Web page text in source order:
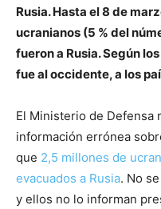
Rusia. Hasta el 8 de
ucranianos (5 % del
fueron a Rusia. Según
fue al occidente, a los
El Ministerio de Defensa
información errónea
que 2,5 millones de
evacuados a Rusia. No
y ellos no lo informan